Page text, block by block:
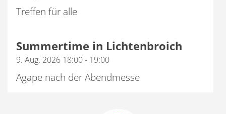
Treffen für alle
Summertime in Lichtenbroich
9. Aug. 2026 18:00 - 19:00
Agape nach der Abendmesse